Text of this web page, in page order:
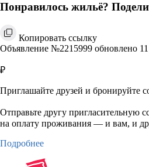
Понравилось жильё?
Копировать ссылку
Объявление №2215999 обновлено 11
₽
Приглашайте друзей и бронируйте
Отправьте другу пригласительную
на оплату проживания — и вам, и
Подробнее